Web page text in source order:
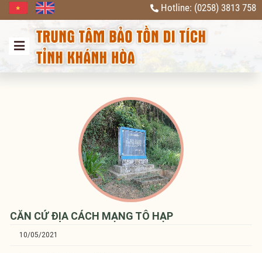
Hotline: (0258) 3813 758
Previous Next
CĂN CỨ ĐỊA CÁCH MẠNG TÔ HẠP
10/05/2021